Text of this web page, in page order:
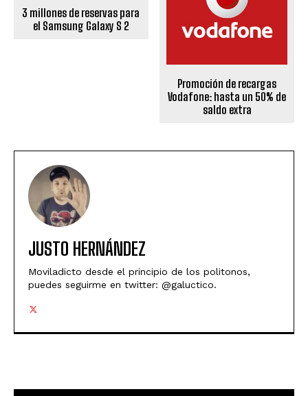
3 millones de reservas para
el Samsung Galaxy S 2
Promoción de recargas
Vodafone: hasta un 50% de
saldo extra
JUSTO HERNÁNDEZ
Moviladicto desde el principio de los politonos,
puedes seguirme en twitter: @galuctico.